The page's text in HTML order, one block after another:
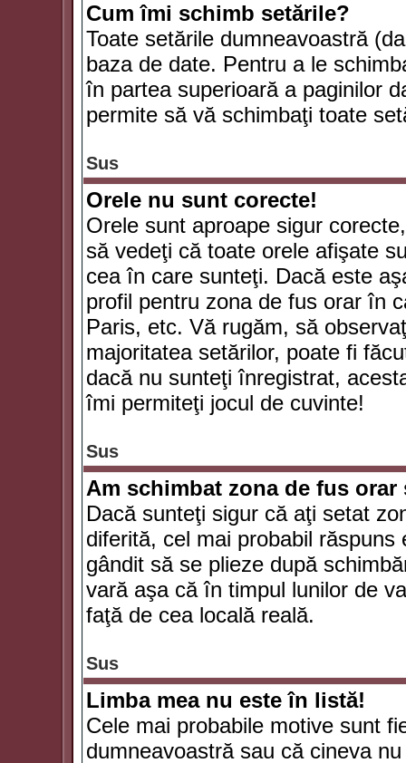
Cum îmi schimb setările?
Toate setările dumneavoastră
baza de date. Pentru a le
în partea superioară a paginilor
permite să vă schimbaţi toate
Sus
Orele nu sunt corecte!
Orele sunt aproape sigur
să vedeţi că toate orele afişate
cea în care sunteţi. Dacă este
profil pentru zona de fus orar în
Paris, etc. Vă rugăm, să
majoritatea setărilor, poate fi
dacă nu sunteţi înregistrat,
îmi permiteţi jocul de cuvinte!
Sus
Am schimbat zona de fus
Dacă sunteţi sigur că aţi setat
diferită, cel mai probabil
gândit să se plieze după
vară aşa că în timpul lunilor de
faţă de cea locală reală.
Sus
Limba mea nu este în listă!
Cele mai probabile motive sunt
dumneavoastră sau că cineva